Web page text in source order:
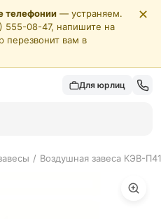
телефонии — устраняем.
555-08-47, напишите на
вам в
✕
Для юрлиц
/ Воздушная завеса КЭВ-